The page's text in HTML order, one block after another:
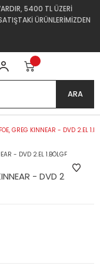
5400 TL ÜZERİ
ÜRÜNLERİMİZDEN
ARA
GREG KINNEAR - DVD 2.EL
- DVD 2.EL